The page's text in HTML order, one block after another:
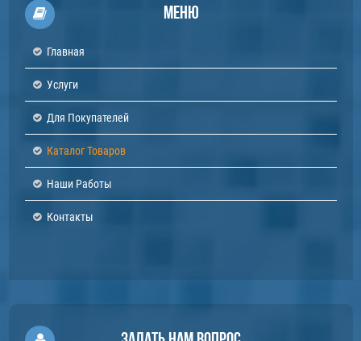
Меню
Главная
Услуги
Для Покупателей
Каталог Товаров
Наши Работы
Контакты